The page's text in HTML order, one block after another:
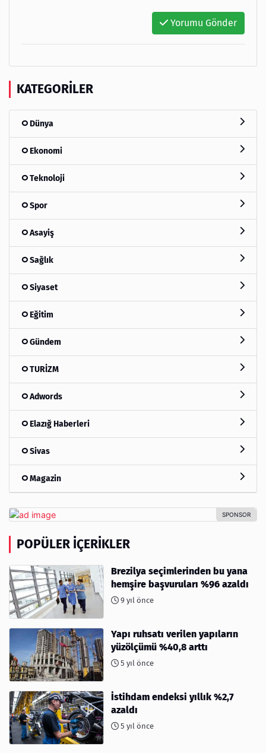
Yorumu Gönder
KATEGORILER
Dünya
Ekonomi
Teknoloji
Spor
Asayiş
Sağlık
Siyaset
Eğitim
Gündem
TURİZM
Adwords
Elazığ Haberleri
Sivas
Magazin
POPÜLER İÇERIKLER
Brezilya seçimlerinden bu yana
hemşire başvuruları %96 azaldı
9 yıl önce
Yapı ruhsatı verilen yapıların
yüzölçümü %40,8 arttı
5 yıl önce
İstihdam endeksi yıllık %2,7
azaldı
5 yıl önce